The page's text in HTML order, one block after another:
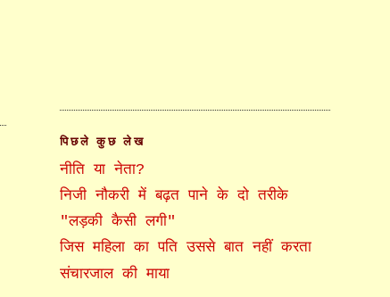
पिछले कुछ लेख
नीति या नेता?
निजी नौकरी में बढ़त पाने के दो तरीके
"लड़की कैसी लगी"
जिस महिला का पति उससे बात नहीं करता
संचारजाल की माया